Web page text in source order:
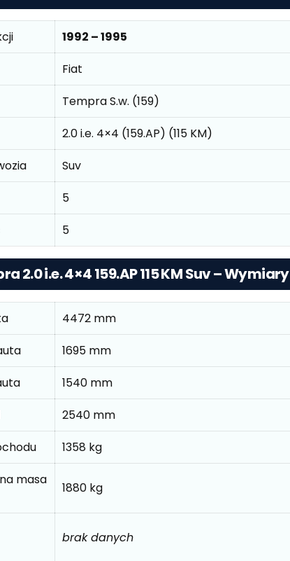
1992 – 1995
Fiat
Tempra S.w. (159)
2.0 i.e. 4×4 (159.AP) (115 KM)
Suv
5
5
2.0 i.e. 4×4 159.AP 115 KM Suv – Wymiary
4472 mm
1695 mm
1540 mm
2540 mm
1358 kg
masa
1880 kg
brak danych